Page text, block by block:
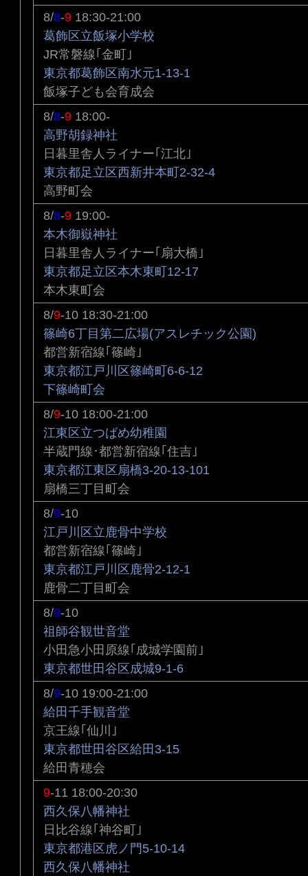
8/8-9 18:30-21:00
葛飾区立飯塚小学校
JR常磐線｢金町｣
東京都葛飾区南水元1-13-1
飯塚子ども会育成会
8/8-9 18:00-
高野胡録神社
日暮里舎人ライナー｢江北｣
東京都足立区西新井本町2-32-4
高野町会
8/8-9 19:00-
本木御嶽神社
日暮里舎人ライナー｢扇大橋｣
東京都足立区本木東町12-17
本木東町会
8/9-10 18:30-21:00
篠崎6丁目第二広場(アスレチック公園)
都営新宿線｢篠崎｣
東京都江戸川区篠崎町6-6-12
下篠崎町会
8/9-10 18:00-21:00
江東区立つばめ幼稚園
半蔵門線･都営新宿線｢住吉｣
東京都江東区扇橋3-20-13-101
扇橋三丁目町会
8/9-10
江戸川区立鹿骨中学校
都営新宿線｢篠崎｣
東京都江戸川区鹿骨2-12-1
鹿骨二丁目町会
8/9-10
祖師谷観世音堂
小田急小田原線｢成城学園前｣
東京都世田谷区成城9-1-6
8/9-10 19:00-21:00
給田千手観音堂
京王線｢仙川｣
東京都世田谷区給田3-15
給田青穂会
9-11 18:00-20:30
西久保八幡神社
日比谷線｢神谷町｣
東京都港区虎ノ門5-10-14
西久保八幡神社